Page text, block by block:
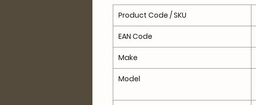
Product Code / SKU
EAN Code
Make
Model